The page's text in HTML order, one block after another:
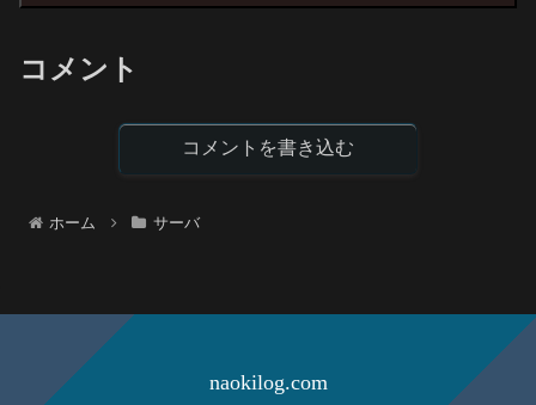
コメント
コメントを書き込む
ホーム サーバ
naokilog.com